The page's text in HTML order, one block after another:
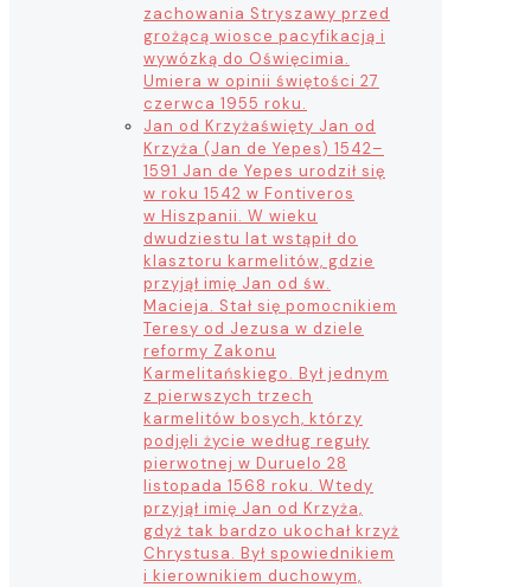
zachowania Stryszawy przed
grożącą wiosce pacyfikacją i
wywózką do Oświęcimia.
Umiera w opinii świętości 27
czerwca 1955 roku.
Jan od Krzyżaświęty Jan od
Krzyża (Jan de Yepes) 1542–
1591 Jan de Yepes urodził się
w roku 1542 w Fontiveros
w Hiszpanii. W wieku
dwudziestu lat wstąpił do
klasztoru karmelitów, gdzie
przyjął imię Jan od św.
Macieja. Stał się pomocnikiem
Teresy od Jezusa w dziele
reformy Zakonu
Karmelitańskiego. Był jednym
z pierwszych trzech
karmelitów bosych, którzy
podjęli życie według reguły
pierwotnej w Duruelo 28
listopada 1568 roku. Wtedy
przyjął imię Jan od Krzyża,
gdyż tak bardzo ukochał krzyż
Chrystusa. Był spowiednikiem
i kierownikiem duchowym,